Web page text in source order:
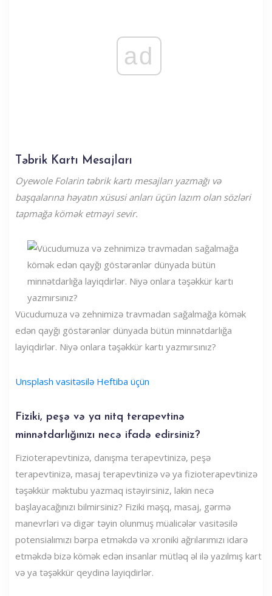
ad
Təbrik Kartı Mesajları
Oyewole Folarin təbrik kartı mesajları yazmağı və
başqalarına həyatın xüsusi anları üçün lazım olan sözləri
tapmağa kömək etməyi sevir.
Vücudumuza və zehnimizə travmadan sağalmağa kömək
edən qayğı göstərənlər dünyada bütün minnətdarlığa
layiqdirlər. Niyə onlara təşəkkür kartı yazmırsınız?
Unsplash vasitəsilə Heftiba üçün
Fiziki, peşə və ya nitq terapevtinə
minnətdarlığınızı necə ifadə edirsiniz?
Fizioterapevtinizə, danışma terapevtinizə, peşə
terapevtinizə, masaj terapevtinizə və ya fizioterapevtinizə
təşəkkür məktubu yazmaq istəyirsiniz, lakin necə
başlayacağınızı bilmirsiniz? Fiziki məşq, masaj, gərmə
manevrləri və digər təyin olunmuş müalicələr vasitəsilə
potensialımızı bərpa etməkdə və xroniki ağrılarımızı idarə
etməkdə bizə kömək edən insanlar mütləq əl ilə yazılmış kart
və ya təşəkkür qeydinə layiqdirlər.